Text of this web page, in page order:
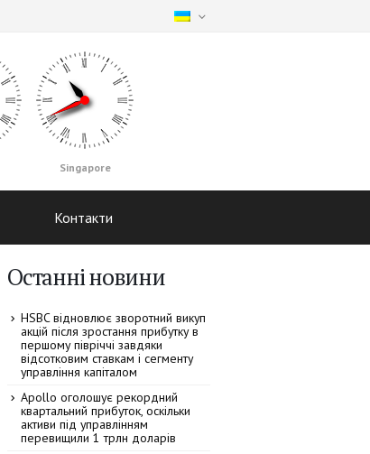
Singapore
Контакти
Останні новини
HSBC відновлює зворотний викуп
акцій після зростання прибутку в
першому півріччі завдяки
відсотковим ставкам і сегменту
управління капіталом
Apollo оголошує рекордний
квартальний прибуток, оскільки
активи під управлінням
перевищили 1 трлн доларів